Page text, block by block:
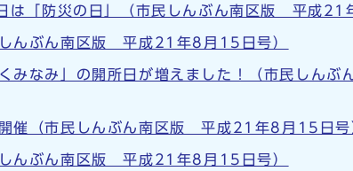
は「防災の日」（市民しんぶん南区版 平成21
んぶん南区版 平成21年8月15日号）
なみ」の開所日が増えました！（市民しん
催（市民しんぶん南区版 平成21年8月15日号
んぶん南区版 平成21年8月15日号）